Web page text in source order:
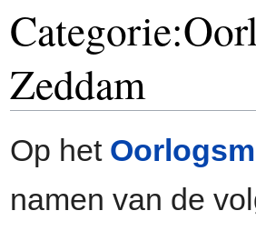
Zeddam
Op het
namen van de